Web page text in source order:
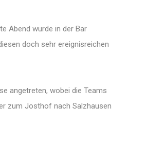
Abend wurde in der Bar
doch sehr ereignisreichen
angetreten, wobei die Teams
zum Josthof nach Salzhausen